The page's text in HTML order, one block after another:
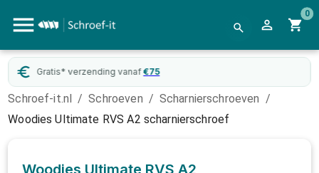
0
Gratis* verzending vanaf €75
Schroef-it.nl / Schroeven / Scharnierschroeven /
Woodies Ultimate RVS A2 scharnierschroef
Woodies Ultimate RVS A2